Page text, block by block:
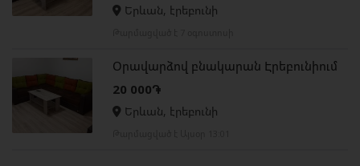
Երևան, էրեբունի
Օրավարձով բնակարան Էրեբունիում
20 000֏
Երևան, էրեբունի